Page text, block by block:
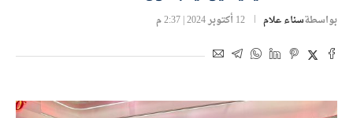
بواسطةسناء علام 12 أكتوبر 2024 | 2:37 م